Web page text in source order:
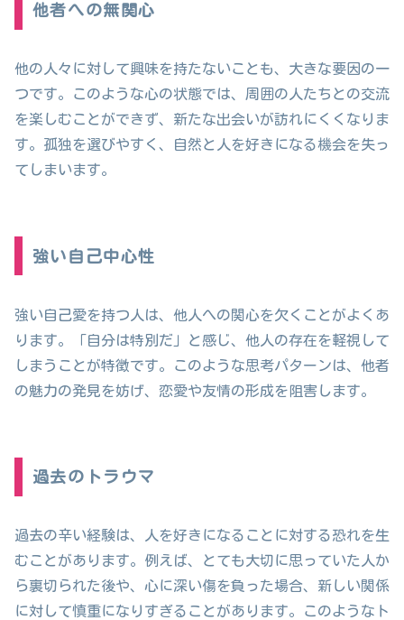
他者への無関心
他の人々に対して興味を持たないことも、大きな要因の一
つです。このような心の状態では、周囲の人たちとの交流
を楽しむことができず、新たな出会いが訪れにくくなりま
す。孤独を選びやすく、自然と人を好きになる機会を失っ
てしまいます。
強い自己中心性
強い自己愛を持つ人は、他人への関心を欠くことがよくあ
ります。「自分は特別だ」と感じ、他人の存在を軽視して
しまうことが特徴です。このような思考パターンは、他者
の魅力の発見を妨げ、恋愛や友情の形成を阻害します。
過去のトラウマ
過去の辛い経験は、人を好きになることに対する恐れを生
むことがあります。例えば、とても大切に思っていた人か
ら裏切られた後や、心に深い傷を負った場合、新しい関係
に対して慎重になりすぎることがあります。このようなト